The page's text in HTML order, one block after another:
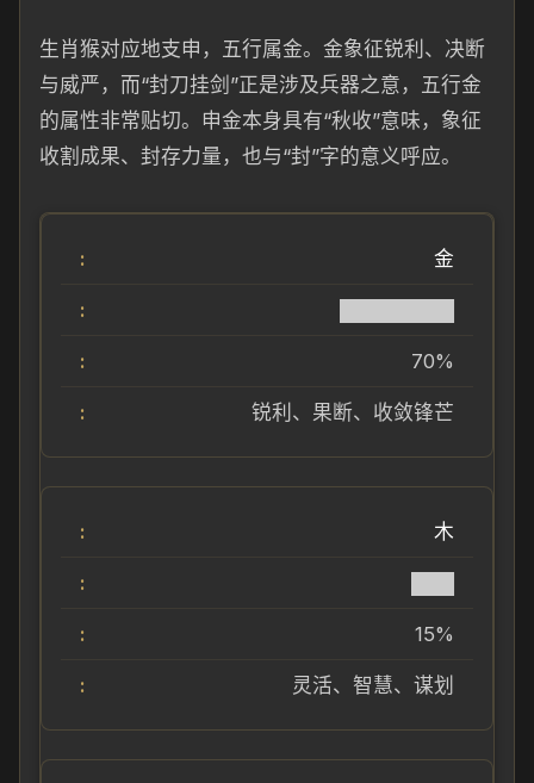
生肖猴对应地支申，五行属金。金象征锐利、决断
与威严，而“封刀挂剑”正是涉及兵器之意，五行金
的属性非常贴切。申金本身具有“秋收”意味，象征
收割成果、封存力量，也与“封”字的意义呼应。
金
70%
锐利、果断、收敛锋芒
木
15%
灵活、智慧、谋划